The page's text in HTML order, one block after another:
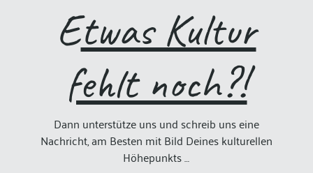
Etwas Kultur
fehlt noch?!
Dann unterstütze uns und schreib uns eine
Nachricht, am Besten mit Bild Deines kulturellen
Höhepunkts …